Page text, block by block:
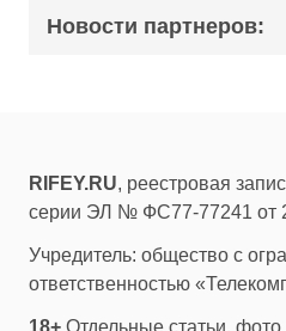
Новости партнеров:
RIFEY.RU, реестровая
серии ЭЛ № ФС77-77241 от
Учредитель: общество с
ответственностью
18+ Отдельные статьи,